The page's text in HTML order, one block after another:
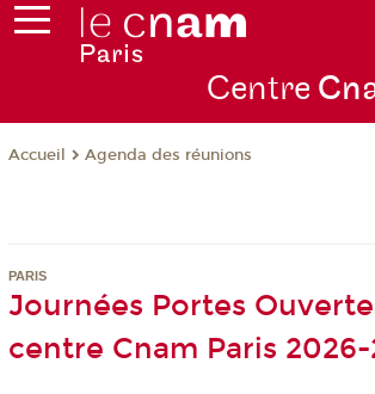
Centre
Accueil Agenda des réunions
PARIS
Journées Portes
centre Cnam Paris